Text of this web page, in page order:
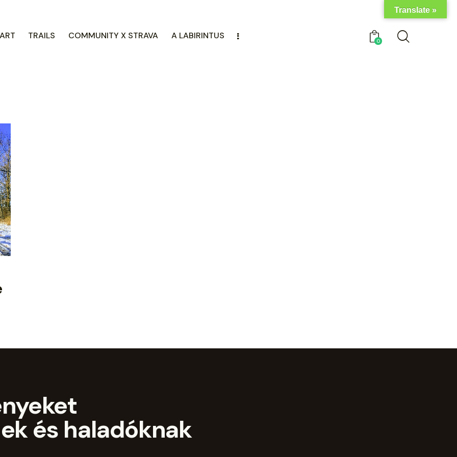
TRAILS COMMUNITY X STRAVA A LABIRINTUS
0
és haladóknak
Translate »